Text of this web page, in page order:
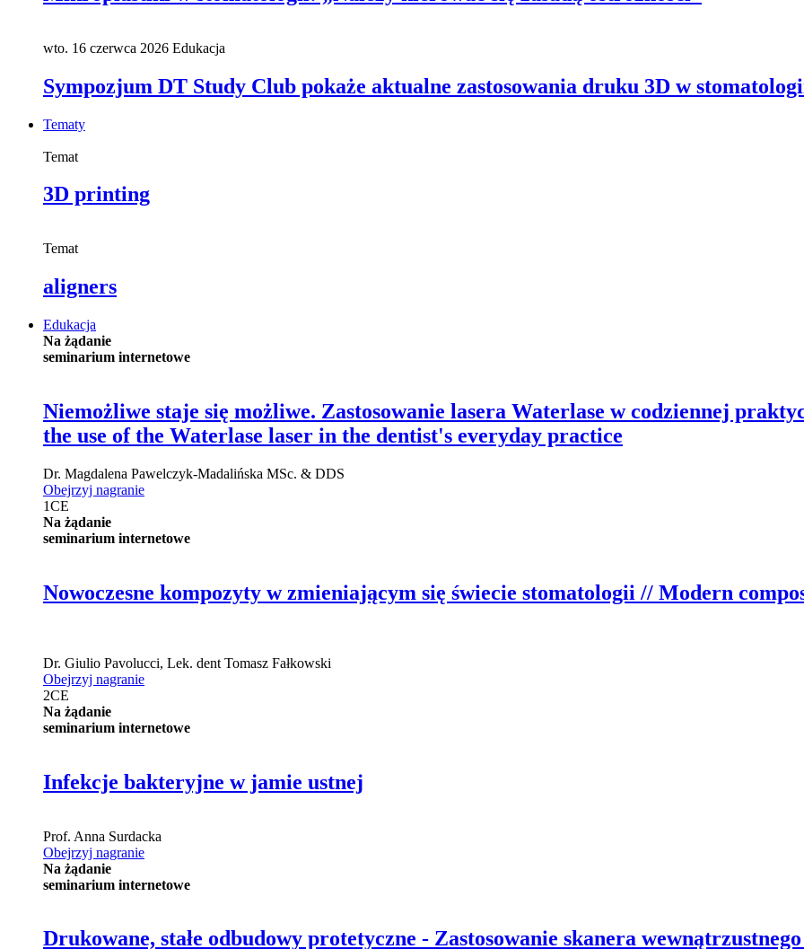
wto. 16 czerwca 2026 Edukacja
Sympozjum DT Study Club pokaże aktualne zastosowania druku 3D w
Tematy
Temat
3D printing
Temat
aligners
Edukacja
Na żądanie
seminarium internetowe
Niemożliwe staje się możliwe. Zastosowanie lasera Waterlase w codziennej
the use of the Waterlase laser in the dentist's everyday practice
Dr. Magdalena Pawelczyk-Madalińska MSc. & DDS
Obejrzyj nagranie
1CE
Na żądanie
seminarium internetowe
Nowoczesne kompozyty w zmieniającym się świecie stomatologii // Modern
Dr. Giulio Pavolucci, Lek. dent Tomasz Fałkowski
Obejrzyj nagranie
2CE
Na żądanie
seminarium internetowe
Infekcje bakteryjne w jamie ustnej
Prof. Anna Surdacka
Obejrzyj nagranie
Na żądanie
seminarium internetowe
Drukowane, stałe odbudowy protetyczne - Zastosowanie skanera